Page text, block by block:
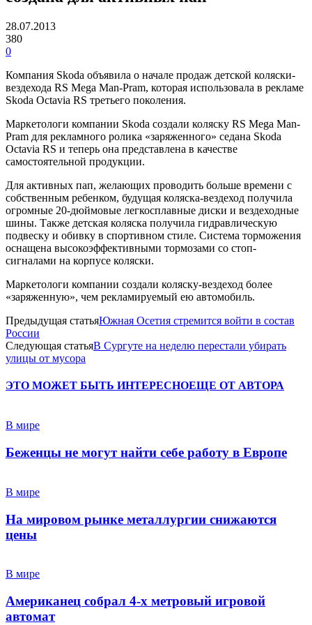
28.07.2013
380
0
Компания Skoda объявила о начале продаж детской коляски-
вездехода RS Mega Man-Pram, которая использовала в рекламе
Skoda Octavia RS третьего поколения.
Маркетологи компании Skoda создали коляску RS Mega Man-
Pram для рекламного ролика «заряженного» седана Skoda
Octavia RS и теперь она представлена в качестве
самостоятельной продукции.
Для активных пап, желающих проводить больше времени с
собственным ребенком, будущая коляска-вездеход получила
огромные 20-дюймовые легкосплавные диски и вездеходные
шины. Также детская коляска получила гидравлическую
подвеску и обивку в спортивном стиле. Система торможения
оснащена высокоэффективными тормозами со стоп-
сигналами на корпусе коляски.
Маркетологи компании создали коляску-вездеход более
«заряженную», чем рекламируемый ею автомобиль.
Предыдущая статьяЮжная Осетия стремится войти в состав
России
Следующая статьяВ Сургуте на неделю перестали убирать
улицы от мусора
ЭТО МОЖЕТ БЫТЬ ИНТЕРЕСНОЕЩЕ ОТ АВТОРА
В мире
Беженцы не могут найти себе работу в Европе
В мире
На мировом рынке металлургии снижаются
цены
В мире
Американец собрал 4-х метровый игровой
автомат